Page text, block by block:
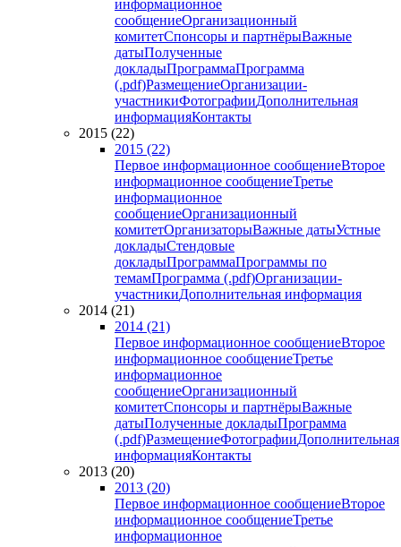
информационное
сообщениеОрганизационный
комитетСпонсоры и партнёрыВажные
датыПолученные
докладыПрограммаПрограмма
(.pdf)РазмещениеОрганизации-
участникиФотографииДополнительная
информацияКонтакты
2015 (22)
2015 (22)
Первое информационное сообщениеВторое
информационное сообщениеТретье
информационное
сообщениеОрганизационный
комитетОрганизаторыВажные датыУстные
докладыСтендовые
докладыПрограммаПрограммы по
темамПрограмма (.pdf)Организации-
участникиДополнительная информация
2014 (21)
2014 (21)
Первое информационное сообщениеВторое
информационное сообщениеТретье
информационное
сообщениеОрганизационный
комитетСпонсоры и партнёрыВажные
датыПолученные докладыПрограмма
(.pdf)РазмещениеФотографииДополнительная
информацияКонтакты
2013 (20)
2013 (20)
Первое информационное сообщениеВторое
информационное сообщениеТретье
информационное